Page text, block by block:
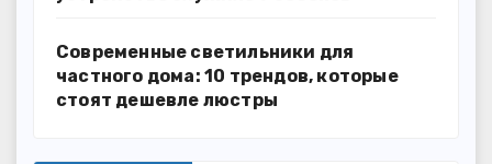
Современные светильники для
частного дома: 10 трендов, которые
стоят дешевле люстры